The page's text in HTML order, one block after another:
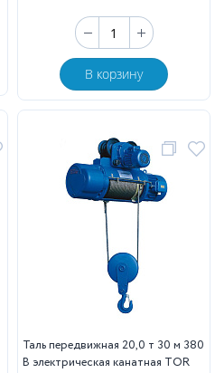
В корзину
Таль передвижная 20,0 т 30 м 380
В электрическая канатная TOR